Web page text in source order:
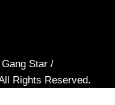
Star /
Rights Reserved.